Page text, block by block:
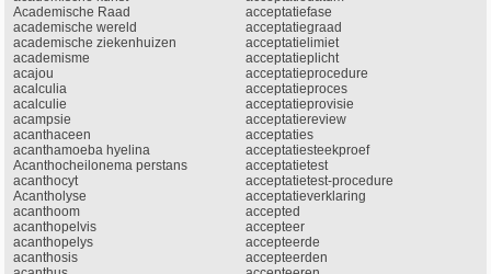
Academische Raad
academische wereld
academische ziekenhuizen
academisme
acajou
acalculia
acalculie
acampsie
acanthaceen
acanthamoeba hyelina
Acanthocheilonema perstans
acanthocyt
Acantholyse
acanthoom
acanthopelvis
acanthopelys
acanthosis
acceptatiefase
acceptatiegraad
acceptatielimiet
acceptatieplicht
acceptatieprocedure
acceptatieproces
acceptatieprovisie
acceptatiereview
acceptaties
acceptatiesteekproef
acceptatietest
acceptatietest-procedure
acceptatieverklaring
accepted
accepteer
accepteerde
accepteerden